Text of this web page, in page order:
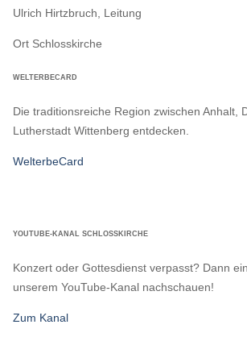
Ulrich Hirtzbruch, Leitung
Ort Schlosskirche
WELTERBECARD
Die traditionsreiche Region zwischen Anhalt,
Lutherstadt Wittenberg entdecken.
WelterbeCard
YOUTUBE-KANAL SCHLOSSKIRCHE
Konzert oder Gottesdienst verpasst? Dann
unserem YouTube-Kanal nachschauen!
Zum Kanal